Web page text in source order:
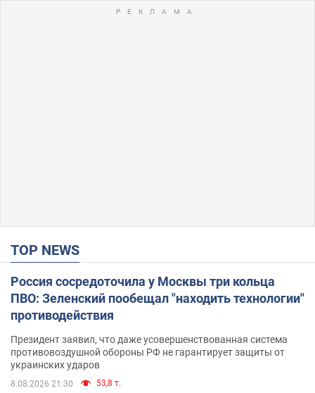
TOP NEWS
Россия сосредоточила у Москвы три кольца
ПВО: Зеленский пообещал "находить технологии"
противодействия
Президент заявил, что даже усовершенствованная система
противовоздушной обороны РФ не гарантирует защиты от
украинских ударов
8.08.2026 21:30 53,8 т.